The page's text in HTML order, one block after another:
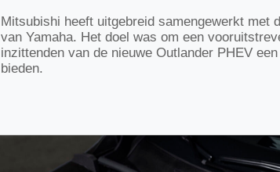
Mitsubishi heeft uitgebreid samengewerkt met
van Yamaha. Het doel was om een
inzittenden van de nieuwe Outlander PHEV
bieden.